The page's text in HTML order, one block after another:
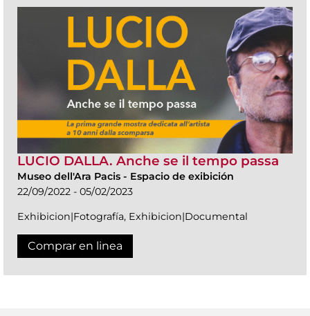
LUCIO DALLA. Anche se il tempo passa
Museo dell'Ara Pacis - Espacio de exibición
22/09/2022 - 05/02/2023
Exhibicion|Fotografía, Exhibicion|Documental
Comprar en linea